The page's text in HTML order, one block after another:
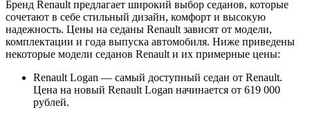
Бренд Renault предлагает широкий выбор седанов, которые
сочетают в себе стильный дизайн, комфорт и высокую
надежность. Цены на седаны Renault зависят от модели,
комплектации и года выпуска автомобиля. Ниже приведены
некоторые модели седанов Renault и их примерные цены:
Renault Logan — самый доступный седан от Renault.
Цена на новый Renault Logan начинается от 619 000
рублей.